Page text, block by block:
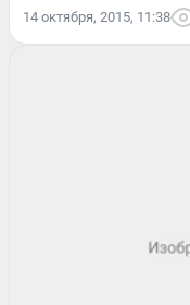
14 октября, 2015, 11:38